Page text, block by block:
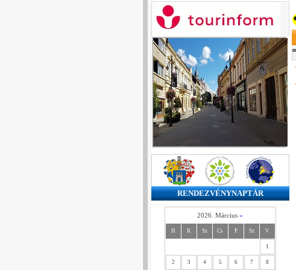
RENDEZVÉNYNAPTÁR
2026. Március »
H K Sz Cs P Sz V
1
2 3 4 5 6 7 8